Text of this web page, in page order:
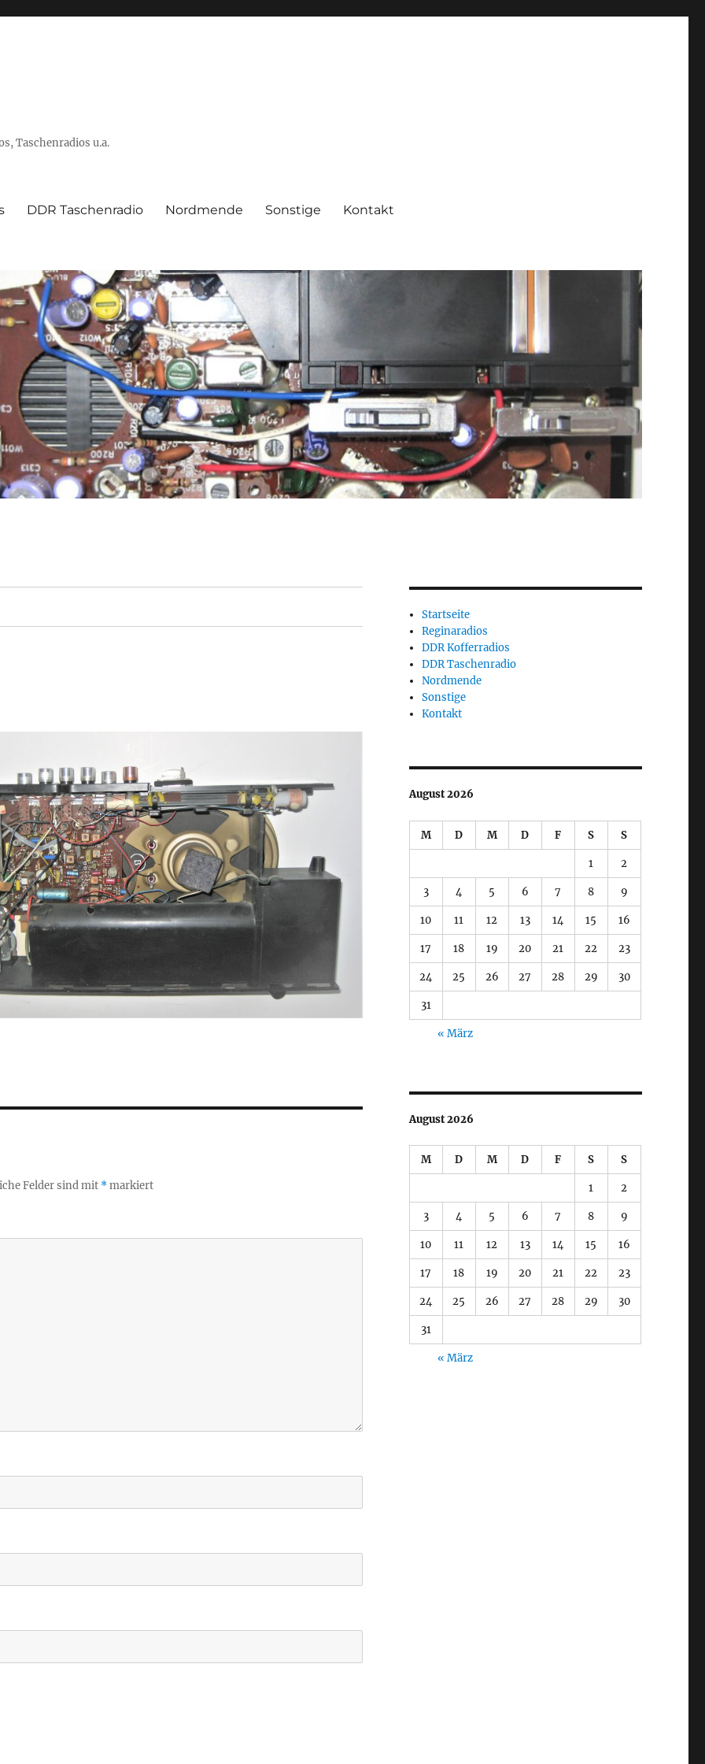
Taschenradios u.a.
DDR Taschenradio Nordmende Sonstige Kontakt
Felder sind mit *markiert
Startseite
Reginaradios
DDR Kofferradios
DDR Taschenradio
Nordmende
Sonstige
Kontakt
August 2026
M D M D F S S
1 2
3 4 5 6 7 8 9
10 11 12 13 14 15 16
17 18 19 20 21 22 23
24 25 26 27 28 29 30
31
« März
August 2026
M D M D F S S
1 2
3 4 5 6 7 8 9
10 11 12 13 14 15 16
17 18 19 20 21 22 23
24 25 26 27 28 29 30
31
« März